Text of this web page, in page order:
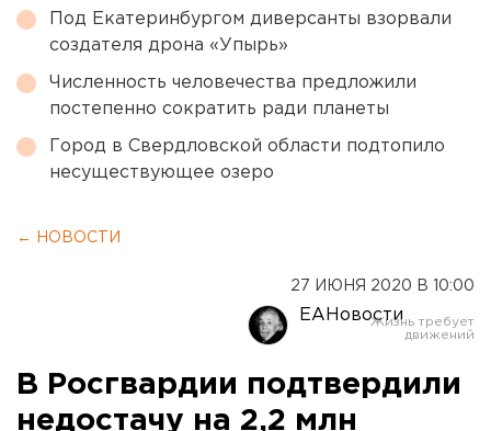
Под Екатеринбургом диверсанты взорвали
создателя дрона «Упырь»
Численность человечества предложили
постепенно сократить ради планеты
Город в Свердловской области подтопило
несуществующее озеро
← НОВОСТИ
27 ИЮНЯ 2020 В 10:00
ЕАНовости
В Росгвардии подтвердили
недостачу на 2,2 млн